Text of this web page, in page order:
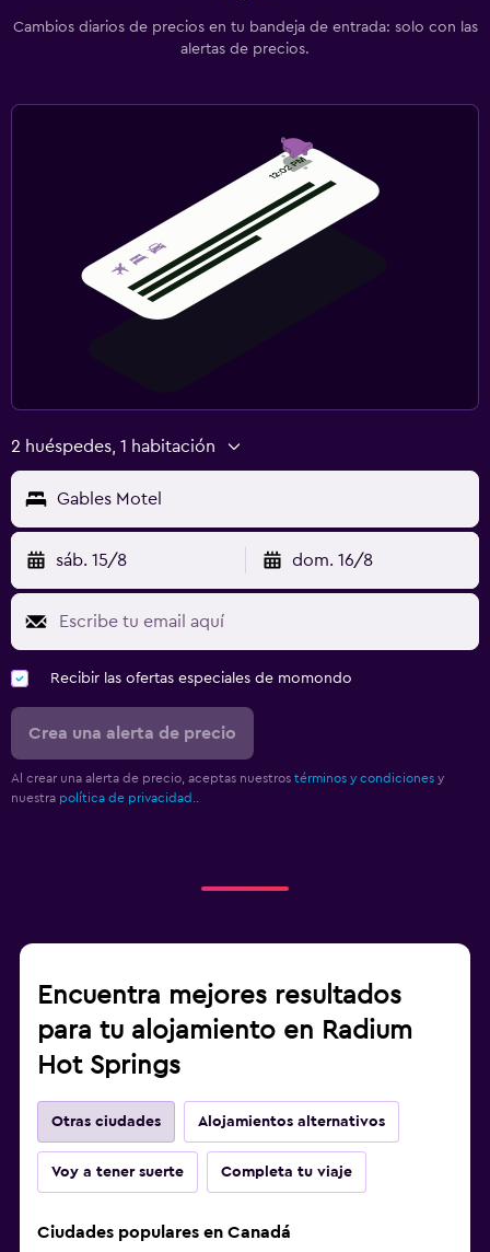
Cambios diarios de precios en tu bandeja de entrada: solo con las
alertas de precios.
2 huéspedes, 1 habitación
Gables Motel
sáb. 15/8 dom. 16/8
Recibir las ofertas especiales de momondo
Crea una alerta de precio
Al crear una alerta de precio, aceptas nuestros términos y condiciones y
nuestra política de privacidad.
Encuentra mejores resultados
para tu alojamiento en Radium
Hot Springs
Otras ciudades Alojamientos alternativos
Voy a tener suerte Completa tu viaje
Ciudades populares en Canadá